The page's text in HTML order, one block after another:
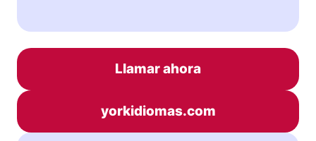
Llamar ahora
yorkidiomas.com